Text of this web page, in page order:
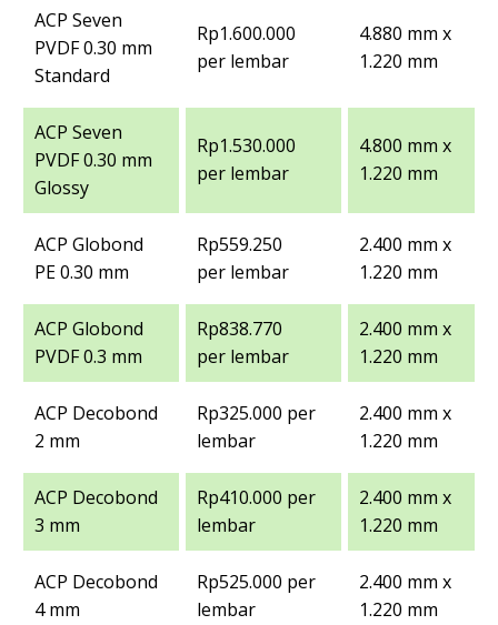
ACP Seven
PVDF 0.30 mm
Standard
Rp1.600.000
per lembar
4.880 mm x
1.220 mm
ACP Seven
PVDF 0.30 mm
Glossy
Rp1.530.000
per lembar
4.800 mm x
1.220 mm
ACP Globond
PE 0.30 mm
Rp559.250
per lembar
2.400 mm x
1.220 mm
ACP Globond
PVDF 0.3 mm
Rp838.770
per lembar
2.400 mm x
1.220 mm
ACP Decobond
2 mm
Rp325.000 per
lembar
2.400 mm x
1.220 mm
ACP Decobond
3 mm
Rp410.000 per
lembar
2.400 mm x
1.220 mm
ACP Decobond
4 mm
Rp525.000 per
lembar
2.400 mm x
1.220 mm